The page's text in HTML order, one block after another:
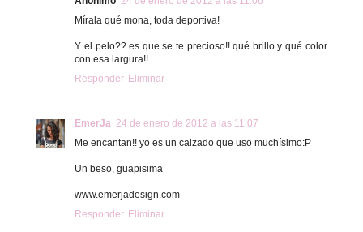
Mírala qué mona, toda deportiva!
Y el pelo?? es que se te precioso!! qué brillo y qué color
con esa largura!!
Responder Eliminar
EmerJa 24 de enero de 2012 a las 11:07
Me encantan!! yo es un calzado que uso muchísimo:P
Un beso, guapisima
www.emerjadesign.com
Responder Eliminar